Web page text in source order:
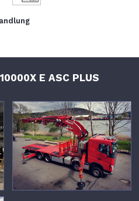
E ASC PLUS